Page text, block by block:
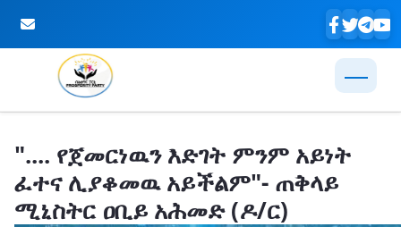
".... የጀመርነዉን እድገት ምንም አይነት
ፈተና ሊያቆመዉ አይችልም"- ጠቅላይ
ሚኒስትር ዐቢይ አሕመድ (ዶ/ር)